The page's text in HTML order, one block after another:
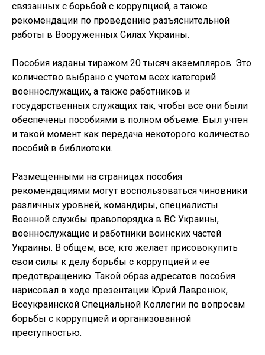
связанных с борьбой с коррупцией, а также
рекомендации по проведению разъяснительной
работы в Вооруженных Силах Украины.
Пособия изданы тиражом 20 тысяч экземпляров. Это
количество выбрано с учетом всех категорий
военнослужащих, а также работников и
государственных служащих так, чтобы все они были
обеспечены пособиями в полном объеме. Был учтен
и такой момент как передача некоторого количество
пособий в библиотеки.
Размещенными на страницах пособия
рекомендациями могут воспользоваться чиновники
различных уровней, командиры, специалисты
Военной службы правопорядка в ВС Украины,
военнослужащие и работники воинских частей
Украины. В общем, все, кто желает присовокупить
свои силы к делу борьбы с коррупцией и ее
предотвращению. Такой образ адресатов пособия
нарисовал в ходе презентации Юрий Лавренюк,
Всеукраинской Специальной Коллегии по вопросам
борьбы с коррупцией и организованной
преступностью.